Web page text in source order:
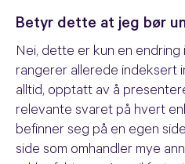
Betyr dette at jeg bør
Nei, dette er kun en endring
rangerer allerede indeksert
alltid, opptatt av å
relevante svaret på hvert
befinner seg på en egen
side som omhandler mye